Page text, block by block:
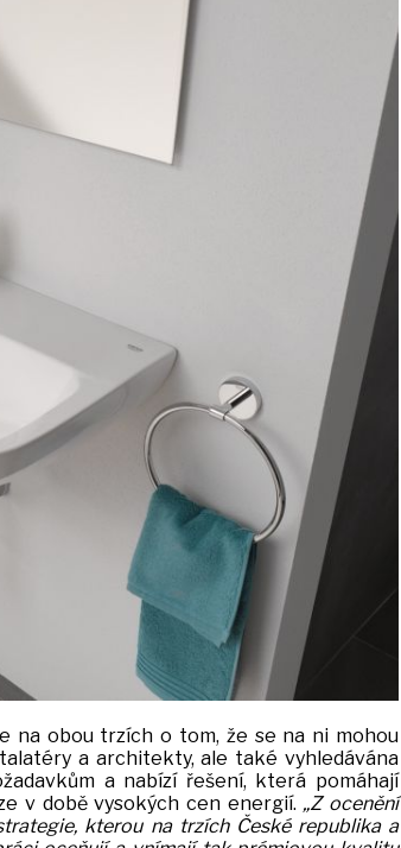
na obou trzích o tom, že se na ni mohou
a architekty, ale také vyhledávána
a nabízí řešení, která pomáhají
v době vysokých cen energií. „Z ocenění
kterou na trzích České republika a